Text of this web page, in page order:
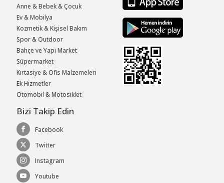
Anne & Bebek & Çocuk
Ev & Mobilya
Kozmetik & Kişisel Bakım
Spor & Outdoor
Bahçe ve Yapı Market
Süpermarket
Kırtasiye & Ofis Malzemeleri
Ek Hizmetler
Otomobil & Motosiklet
Bizi Takip Edin
Facebook
Twitter
Instagram
Youtube